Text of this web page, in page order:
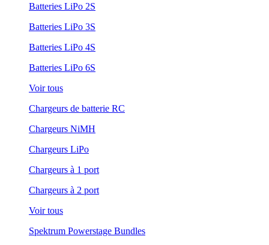
Batteries LiPo 2S
Batteries LiPo 3S
Batteries LiPo 4S
Batteries LiPo 6S
Voir tous
Chargeurs de batterie RC
Chargeurs NiMH
Chargeurs LiPo
Chargeurs à 1 port
Chargeurs à 2 port
Voir tous
Spektrum Powerstage Bundles